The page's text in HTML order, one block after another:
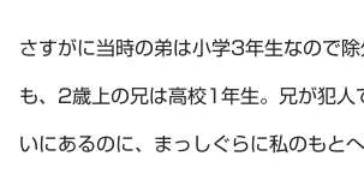
さすがに当時の弟は小学3年生なので
も、2歳上の兄は高校1年生。兄が犯人
いにあるのに、まっしぐらに私のもと